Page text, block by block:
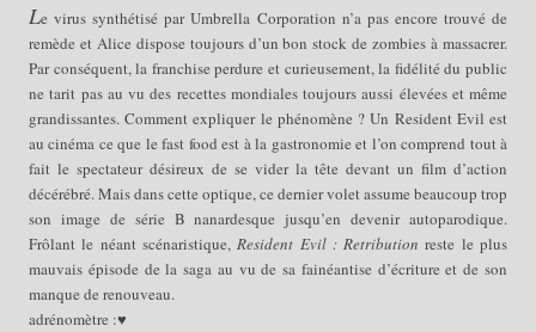
Le virus synthétisé par Umbrella Corporation n’a pas encore trouvé de
remède et Alice dispose toujours d’un bon stock de zombies à massacrer.
Par conséquent, la franchise perdure et curieusement, la fidélité du public
ne tarit pas au vu des recettes mondiales toujours aussi élevées et même
grandissantes. Comment expliquer le phénomène ? Un Resident Evil est
au cinéma ce que le fast food est à la gastronomie et l’on comprend tout à
fait le spectateur désireux de se vider la tête devant un film d’action
décérébré. Mais dans cette optique, ce dernier volet assume beaucoup trop
son image de série B nanardesque jusqu’en devenir autoparodique.
Frôlant le néant scénaristique,Resident Evil : Retribution reste le plus
mauvais épisode de la saga au vu de sa fainéantise d’écriture et de son
manque de renouveau.
adrénomètre :♥